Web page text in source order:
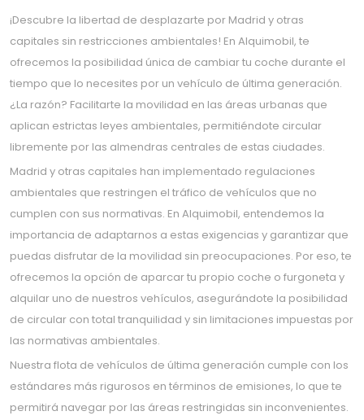
¡Descubre la libertad de desplazarte por Madrid y otras
capitales sin restricciones ambientales! En Alquimobil, te
ofrecemos la posibilidad única de cambiar tu coche durante el
tiempo que lo necesites por un vehículo de última generación.
¿La razón? Facilitarte la movilidad en las áreas urbanas que
aplican estrictas leyes ambientales, permitiéndote circular
libremente por las almendras centrales de estas ciudades.
Madrid y otras capitales han implementado regulaciones
ambientales que restringen el tráfico de vehículos que no
cumplen con sus normativas. En Alquimobil, entendemos la
importancia de adaptarnos a estas exigencias y garantizar que
puedas disfrutar de la movilidad sin preocupaciones. Por eso, te
ofrecemos la opción de aparcar tu propio coche o furgoneta y
alquilar uno de nuestros vehículos, asegurándote la posibilidad
de circular con total tranquilidad y sin limitaciones impuestas por
las normativas ambientales.
Nuestra flota de vehículos de última generación cumple con los
estándares más rigurosos en términos de emisiones, lo que te
permitirá navegar por las áreas restringidas sin inconvenientes.